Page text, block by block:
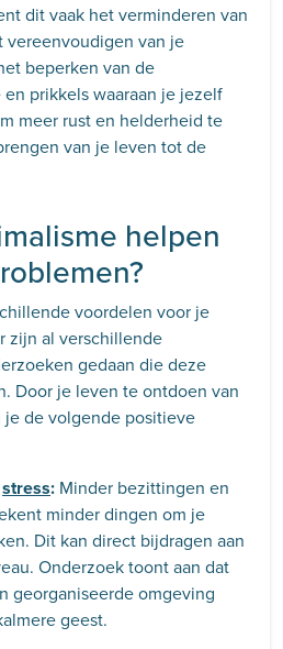
dit vaak het verminderen van
van je
beperken van de
prikkels waaraan je jezelf
meer rust en helderheid te
van je leven tot de
helpen
voordelen voor je
zijn al verschillende
gedaan die deze
Door je leven te ontdoen van
de volgende positieve
stress: Minder bezittingen en
minder dingen om je
Dit kan direct bijdragen aan
Onderzoek toont aan dat
georganiseerde omgeving
geest.